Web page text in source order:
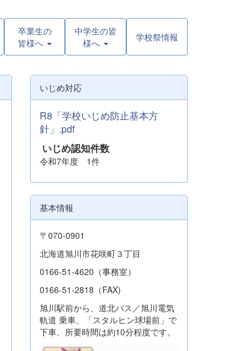
卒業生の
皆様へ
中学生の皆
様へ
学校祭情報
いじめ対応
R8「学校いじめ防止基本方
針」.pdf
いじめ認知件数
令和7年度 1件
基本情報
〒070-0901
北海道旭川市花咲町３丁目
0166-51-4620（事務室）
0166-51-2818（FAX)
旭川駅前から、道北バス／旭川電気
軌道 乗車、「スタルヒン球場前」で
下車、所要時間は約10分程度です。